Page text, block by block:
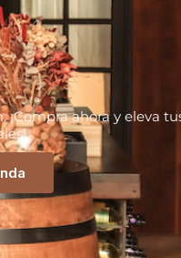
ahora y eleva